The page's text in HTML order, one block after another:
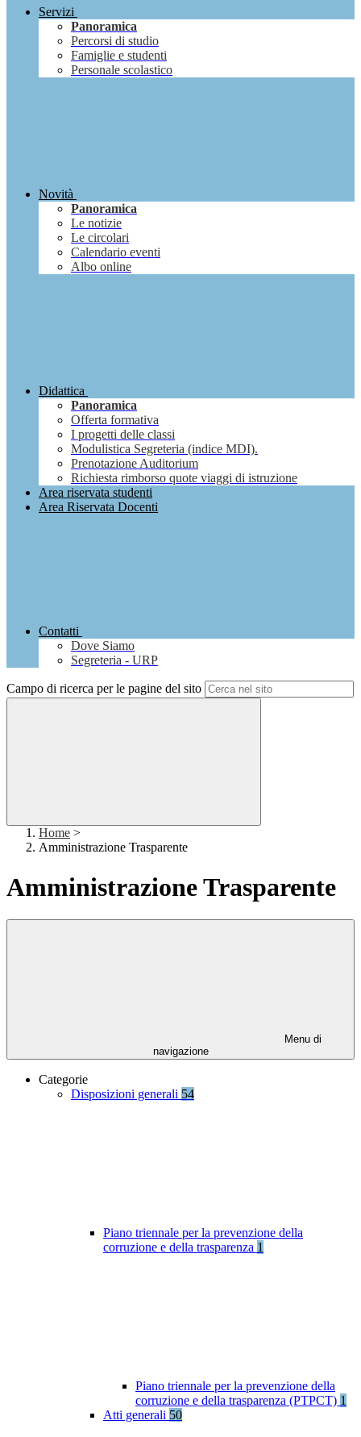
Servizi
Panoramica
Percorsi di studio
Famiglie e studenti
Personale scolastico
Novità
Panoramica
Le notizie
Le circolari
Calendario eventi
Albo online
Didattica
Panoramica
Offerta formativa
I progetti delle classi
Modulistica Segreteria (indice MDI).
Prenotazione Auditorium
Richiesta rimborso quote viaggi di istruzione
Area riservata studenti
Area Riservata Docenti
Contatti
Dove Siamo
Segreteria - URP
Campo di ricerca per le pagine del sito
Home >
Amministrazione Trasparente
Amministrazione Trasparente
Menu di
navigazione
Categorie
Disposizioni generali 54
Piano triennale per la prevenzione della
corruzione e della trasparenza 1
Piano triennale per la prevenzione della
corruzione e della trasparenza (PTPCT) 1
Atti generali 50